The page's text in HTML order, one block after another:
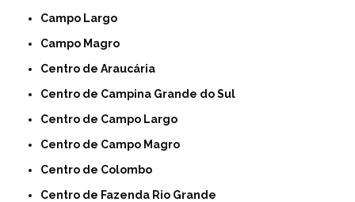
Campo Largo
Campo Magro
Centro de Araucária
Centro de Campina Grande do Sul
Centro de Campo Largo
Centro de Campo Magro
Centro de Colombo
Centro de Fazenda Rio Grande